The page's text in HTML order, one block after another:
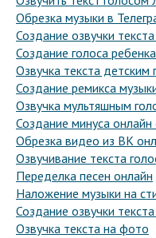
Обрезка музыки в
Создание озвучки
Создание голоса
Озвучка текста детским
Создание ремикса
Озвучка мультяшным
Создание минуса
Обрезка видео из ВК
Озвучивание текста
Переделка песен онлайн
Наложение музыки на
Создание озвучки
Озвучка текста на фото